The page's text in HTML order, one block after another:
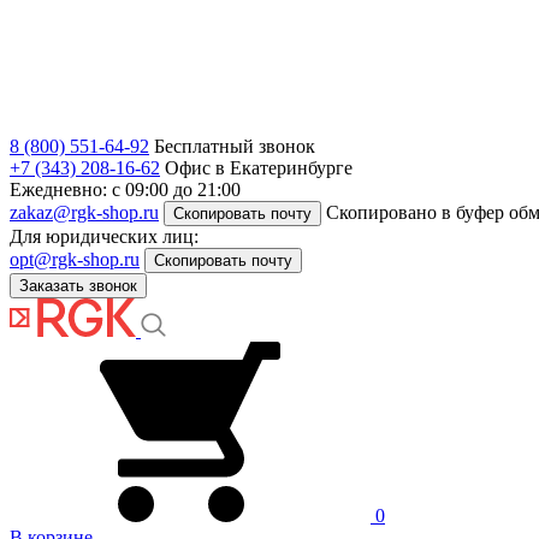
8 (800) 551-64-92 Бесплатный звонок
+7 (343) 208-16-62 Офис в Екатеринбурге
Ежедневно: с 09:00 до 21:00
zakaz@rgk-shop.ru
Скопировать почту
Скопировано в буфер
Для юридических лиц:
opt@rgk-shop.ru
Скопировать почту
Заказать звонок
0